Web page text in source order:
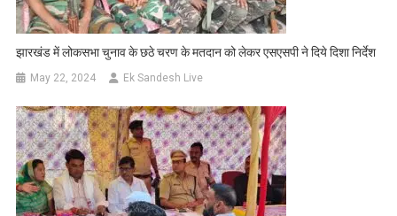
झारखंड में लोकसभा चुनाव के छठे चरण के मतदान को लेकर एसएसपी ने दिये दिशा निर्देश
May 22, 2024 Ek Sandesh Live